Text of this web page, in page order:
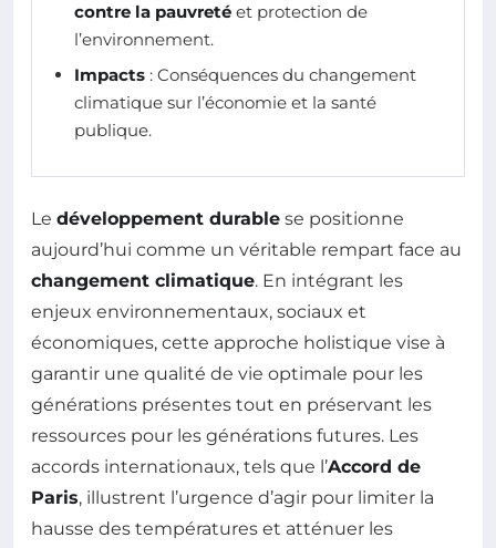
contre la pauvreté et protection de
l’environnement.
Impacts : Conséquences du changement
climatique sur l’économie et la santé
publique.
Le développement durable se positionne
aujourd’hui comme un véritable rempart face au
changement climatique. En intégrant les
enjeux environnementaux, sociaux et
économiques, cette approche holistique vise à
garantir une qualité de vie optimale pour les
générations présentes tout en préservant les
ressources pour les générations futures. Les
accords internationaux, tels que l’Accord de
Paris, illustrent l’urgence d’agir pour limiter la
hausse des températures et atténuer les